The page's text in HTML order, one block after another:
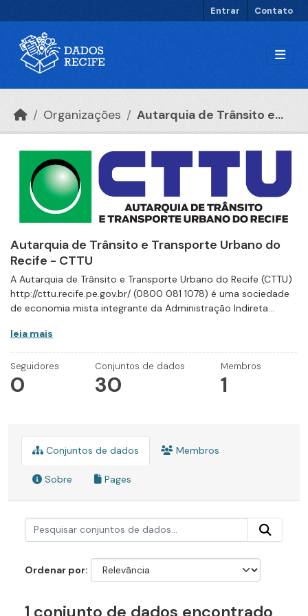
Entrar Contato
Organizações Autarquia de Trânsito e...
Autarquia de Trânsito e Transporte Urbano do
Recife - CTTU
A Autarquia de Trânsito e Transporte Urbano do Recife (CTTU)
http://cttu.recife.pe.gov.br/ (0800 081 1078) é uma sociedade
de economia mista integrante da Administração Indireta...
leia mais
Seguidores
0
Conjuntos de dados
30
Membros
1
Conjuntos de dados Membros
Sobre Pages
Ordenar por